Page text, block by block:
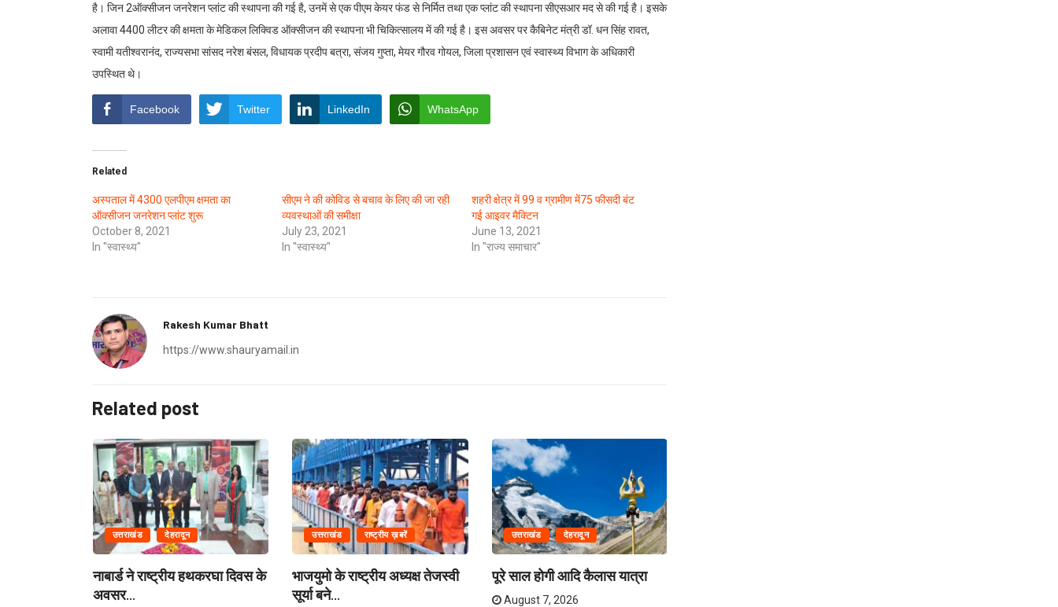
है। जिन 2ऑक्सीजन जनरेशन प्लांट की स्थापना की गई है, उनमें से एक पीएम केयर फंड से निर्मित तथा एक प्लांट की स्थापना सीएसआर मद से की गई है। इसके
अलावा 4400 लीटर की क्षमता के मेडिकल लिक्विड ऑक्सीजन की स्थापना भी चिकित्सालय में की गई है। इस अवसर पर कैबिनेट मंत्री डॉ. धन सिंह रावत,
स्वामी यतीश्वरानंद, राज्यसभा सांसद नरेश बंसल, विधायक प्रदीप बत्रा, संजय गुप्ता, मेयर गौरव गोयल, जिला प्रशासन एवं स्वास्थ्य विभाग के अधिकारी
उपस्थित थे।
Facebook Twitter LinkedIn WhatsApp
Related
अस्पताल में 4300 एलपीएम क्षमता का
ऑक्सीजन जनरेशन प्लांट शुरू
October 8, 2021
In "स्वास्थ्य"
सीएम ने की कोविड से बचाव के लिए की जा रही
व्यवस्थाओं की समीक्षा
July 23, 2021
In "स्वास्थ्य"
शहरी क्षेत्र में 99 व ग्रामीण में75 फीसदी बंट
गई आइवर मैक्टिन
June 13, 2021
In "राज्य समाचार"
Rakesh Kumar Bhatt
https://www.shauryamail.in
Related post
उत्तराखंड देहरादून
नाबार्ड ने राष्ट्रीय हथकरघा दिवस के
अवसर...
उत्तराखंड राष्ट्रीय ख़बरें
भाजयुमो के राष्ट्रीय अध्यक्ष तेजस्वी
सूर्या बने...
उत्तराखंड देहरादून
पूरे साल होगी आदि कैलास यात्रा
August 7, 2026